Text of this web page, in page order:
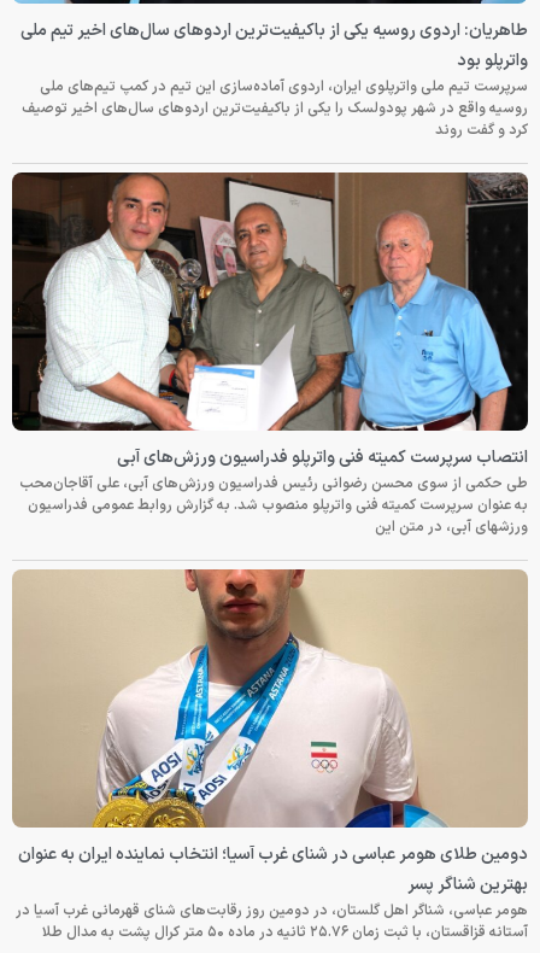
طاهریان: اردوی روسیه یکی از باکیفیت‌ترین اردوهای سال‌های اخیر تیم ملی
واترپلو بود
سرپرست تیم ملی واترپلوی ایران، اردوی آماده‌سازی این تیم در کمپ تیم‌های ملی
روسیه واقع در شهر پودولسک را یکی از باکیفیت‌ترین اردوهای سال‌های اخیر توصیف
کرد و گفت روند
انتصاب سرپرست کمیته فنی واترپلو فدراسیون ورزش‌های آبی
طی حکمی از سوی محسن رضوانی رئیس فدراسیون ورزش‌های آبی، علی آقاجان‌محب
به عنوان سرپرست کمیته فنی واترپلو منصوب شد. به گزارش روابط عمومی فدراسیون
ورزشهای آبی، در متن این
دومین طلای هومر عباسی در شنای غرب آسیا؛ انتخاب نماینده ایران به عنوان
بهترین شناگر پسر
هومر عباسی، شناگر اهل گلستان، در دومین روز رقابت‌های شنای قهرمانی غرب آسیا در
آستانه قزاقستان، با ثبت زمان ۲۵.۷۶ ثانیه در ماده ۵۰ متر کرال پشت به مدال طلا